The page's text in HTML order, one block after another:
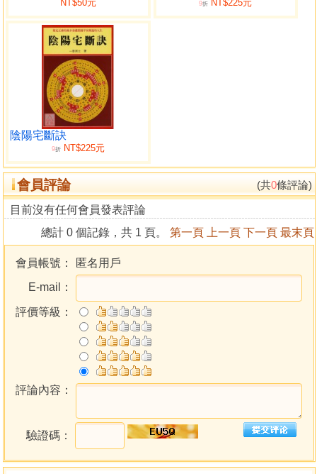
卷一 高山點穴法
卷二 平陽點穴法
卷三 平洋點穴法
卷四 水鉗穴法
卷五 司馬水法
卷六 砂水方位吉凶法 平陽平洋不可葬例
NT$50元 9折 NT$225元
陰陽宅斷訣
9折NT$225元
會員評論 (共0條評論)
目前沒有任何會員發表評論
總計 0 個記錄，共 1 頁。 第一頁 上一頁 下一頁 最末頁
會員帳號：
匿名用戶
E-mail：
評價等級：
評論內容：
驗證碼：